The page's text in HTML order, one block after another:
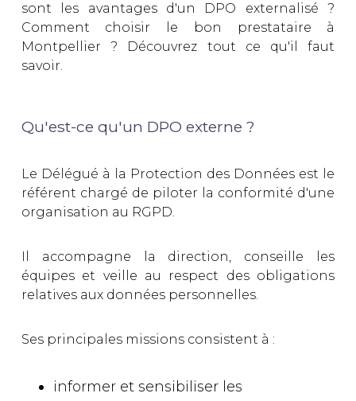
sont les avantages d'un DPO externalisé ?
Comment choisir le bon prestataire à
Montpellier ? Découvrez tout ce qu'il faut
savoir.
Qu'est-ce qu'un DPO externe ?
Le Délégué à la Protection des Données est le
référent chargé de piloter la conformité d'une
organisation au RGPD.
Il accompagne la direction, conseille les
équipes et veille au respect des obligations
relatives aux données personnelles.
Ses principales missions consistent à :
informer et sensibiliser les